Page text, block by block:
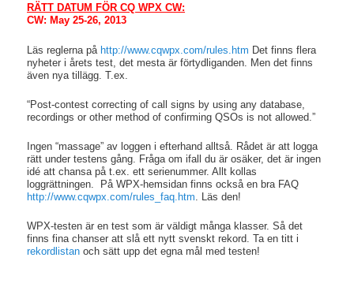
RÄTT DATUM FÖR CQ WPX CW:
CW: May 25-26, 2013
Läs reglerna på http://www.cqwpx.com/rules.htm Det finns flera
nyheter i årets test, det mesta är förtydliganden. Men det finns
även nya tillägg. T.ex.
“Post-contest correcting of call signs by using any database,
recordings or other method of confirming QSOs is not allowed.”
Ingen “massage” av loggen i efterhand alltså. Rådet är att logga
rätt under testens gång. Fråga om ifall du är osäker, det är ingen
idé att chansa på t.ex. ett serienummer. Allt kollas
loggrättningen. På WPX-hemsidan finns också en bra FAQ
http://www.cqwpx.com/rules_faq.htm . Läs den!
WPX-testen är en test som är väldigt många klasser. Så det
finns fina chanser att slå ett nytt svenskt rekord. Ta en titt i
rekordlistanoch sätt upp det egna mål med testen!